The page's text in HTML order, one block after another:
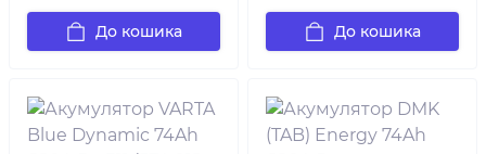
До кошика До кошика